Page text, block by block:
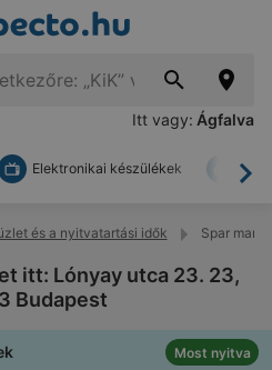
Itt vagy: Ágfalva
Elektronikai készülékek
és a nyitvatartási idők Spar
itt: Lónyay utca 23. 23,
Budapest
Most nyitva